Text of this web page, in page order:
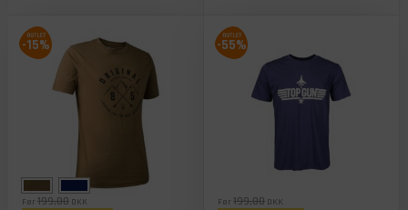
-15%
Før 199,00 DKK
-55%
Før 199,00 DKK